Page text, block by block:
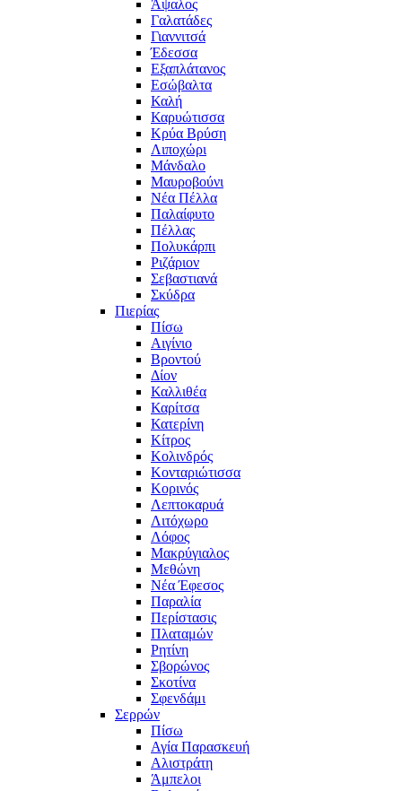
Άψαλος
Γαλατάδες
Γιαννιτσά
Έδεσσα
Εξαπλάτανος
Εσώβαλτα
Καλή
Καρυώτισσα
Κρύα Βρύση
Λιποχώρι
Μάνδαλο
Μαυροβούνι
Νέα Πέλλα
Παλαίφυτο
Πέλλας
Πολυκάρπι
Ριζάριον
Σεβαστιανά
Σκύδρα
Πιερίας
Πίσω
Αιγίνιο
Βροντού
Δίον
Καλλιθέα
Καρίτσα
Κατερίνη
Κίτρος
Κολινδρός
Κονταριώτισσα
Κορινός
Λεπτοκαρυά
Λιτόχωρο
Λόφος
Μακρύγιαλος
Μεθώνη
Νέα Έφεσος
Παραλία
Περίστασις
Πλαταμών
Ρητίνη
Σβορώνος
Σκοτίνα
Σφενδάμι
Σερρών
Πίσω
Αγία Παρασκευή
Αλιστράτη
Άμπελοι